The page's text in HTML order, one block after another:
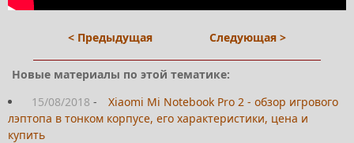
< Предыдущая Следующая >
Новые материалы по этой тематике:
15/08/2018 -
Xiaomi Mi Notebook Pro 2 - обзор игрового
лэптопа в тонком корпусе, его характеристики, цена и
купить